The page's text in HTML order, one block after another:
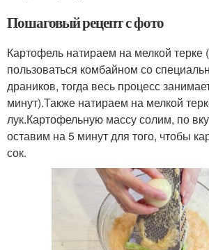
Пошаговый рецепт с фото
Картофель натираем на мелкой терке
пользоваться комбайном со
драников, тогда весь процесс
минут).Также натираем на мелкой
лук.Картофельную массу солим, по
оставим на 5 минут для того, чтобы
сок.